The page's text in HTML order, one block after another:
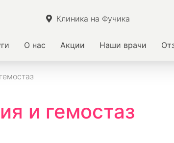
Клиника на Фучика
О нас Акции Наши врачи
и гемостаз